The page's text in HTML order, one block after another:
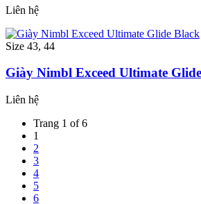
Liên hệ
Size 43, 44
Giày Nimbl Exceed Ultimate
Liên hệ
Trang 1 of 6
1
2
3
4
5
6